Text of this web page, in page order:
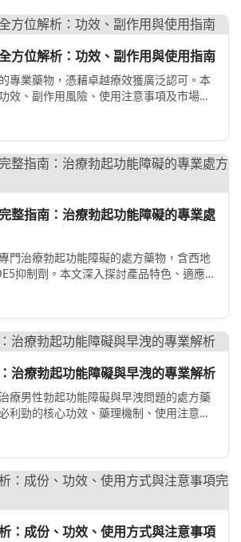
方位解析：功效、副作用與使用指南
專業藥物，憑藉卓越療效獲廣泛認可。本
效、副作用風險、使用注意事項及市場發
整指南：治療勃起功能障礙的專業處
門治療勃起功能障礙的處方藥物，含西地
抑制劑。本文深入探討產品特色、適應
治療勃起功能障礙與早洩的專業解析
療男性勃起功能障礙與早洩問題的處方藥
利勁的核心功效、藥理機制、使用注意事
：成份、功效、使用方式與注意事項